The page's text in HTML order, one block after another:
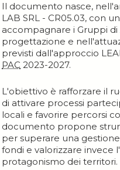
Il documento nasce,
LAB SRL - CR05.03, con
accompagnare i Gruppi
progettazione e
previsti dall'approccio
PAC 2023-2027.
L'obiettivo è rafforzare il
di attivare processi
locali e favorire percorsi
documento propone
per superare una
fondi e valorizzare invece
protagonismo dei territori.